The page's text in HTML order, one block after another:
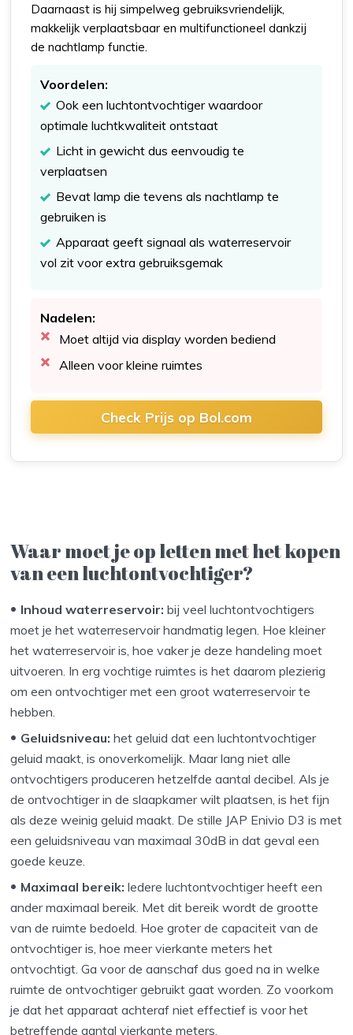
Daarnaast is hij simpelweg gebruiksvriendelijk,
makkelijk verplaatsbaar en multifunctioneel dankzij
de nachtlamp functie.
Voordelen:
Ook een luchtontvochtiger waardoor
optimale luchtkwaliteit ontstaat
Licht in gewicht dus eenvoudig te
verplaatsen
Bevat lamp die tevens als nachtlamp te
gebruiken is
Apparaat geeft signaal als waterreservoir
vol zit voor extra gebruiksgemak
Nadelen:
Moet altijd via display worden bediend
Alleen voor kleine ruimtes
Check Prijs op Bol.com
Waar moet je op letten met het kopen
van een luchtontvochtiger?
Inhoud waterreservoir:bij veel luchtontvochtigers
moet je het waterreservoir handmatig legen. Hoe kleiner
het waterreservoir is, hoe vaker je deze handeling moet
uitvoeren. In erg vochtige ruimtes is het daarom plezierig
om een ontvochtiger met een groot waterreservoir te
hebben.
Geluidsniveau:het geluid dat een luchtontvochtiger
geluid maakt, is onoverkomelijk. Maar lang niet alle
ontvochtigers produceren hetzelfde aantal decibel. Als je
de ontvochtiger in de slaapkamer wilt plaatsen, is het fijn
als deze weinig geluid maakt. De stille JAP Enivio D3 is met
een geluidsniveau van maximaal 30dB in dat geval een
goede keuze.
Maximaal bereik:ledere luchtontvochtiger heeft een
ander maximaal bereik. Met dit bereik wordt de grootte
van de ruimte bedoeld. Hoe groter de capaciteit van de
ontvochtiger is, hoe meer vierkante meters het
ontvochtigt. Ga voor de aanschaf dus goed na in welke
ruimte de ontvochtiger gebruikt gaat worden. Zo voorkom
je dat het apparaat achteraf niet effectief is voor het
betreffende aantal vierkante meters.